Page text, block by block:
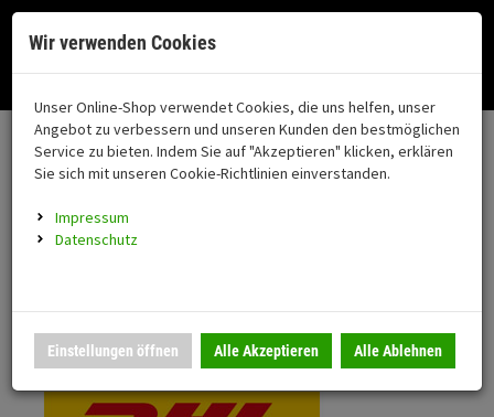
Fahrzeugteile
Alle Kategorien
FAHRZEUGTEILE
Montageständer
Beleuchtung
Neuheiten
coming soon
Anmelden | Registrieren Merkzettel
Ihr Warenkorb ist momentan leer.
Ergebnisse () Fertig
Nutzung unserer Dienste erklären Sie sich damit einverstanden!
Okay Datenschutz
Menü
Motorrad auswählen
Versand & Lieferung
Bitte wählen Sie Ihr Lieferland.
DHL National
Wir verwenden Cookies
Unser Online-Shop verwendet Cookies, die uns helfen, unser
Angebot zu verbessern und unseren Kunden den bestmöglichen
Service zu bieten. Indem Sie auf "Akzeptieren" klicken, erklären
Sie sich mit unseren Cookie-Richtlinien einverstanden.
Impressum
Datenschutz
Einstellungen öffnen Alle Akzeptieren Alle Ablehnen